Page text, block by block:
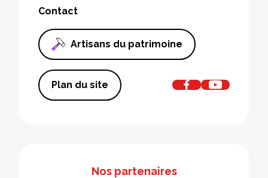
Contact
Artisans du patrimoine
Plan du site
Nos partenaires